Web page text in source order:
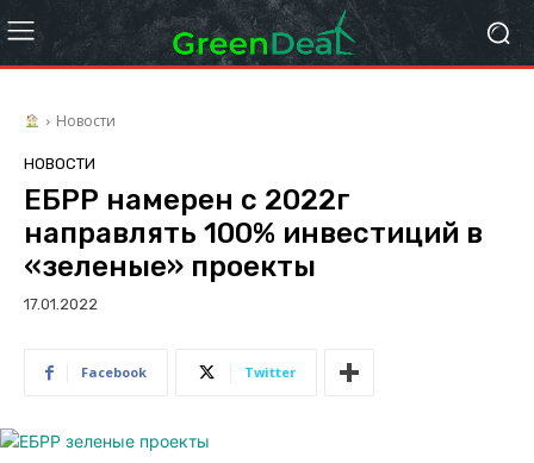
Новости
НОВОСТИ
ЕБРР намерен с 2022г
направлять 100% инвестиций в
«зеленые» проекты
17.01.2022
Facebook Twitter